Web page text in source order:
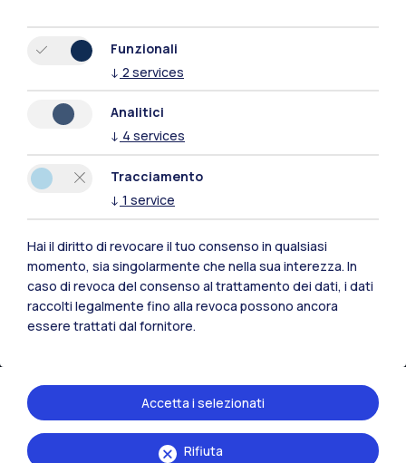
Polimi Community
Tutti i siti dell’ecosistema
Residenze
Funzionali
↓ 2 services
Analitici
↓ 4 services
Tracciamento
↓ 1 service
Hai il diritto di revocare il tuo consenso in qualsiasi
momento, sia singolarmente che nella sua interezza. In
caso di revoca del consenso al trattamento dei dati, i dati
raccolti legalmente fino alla revoca possono ancora
essere trattati dal fornitore.
Rifiuta
Accetta i selezionati